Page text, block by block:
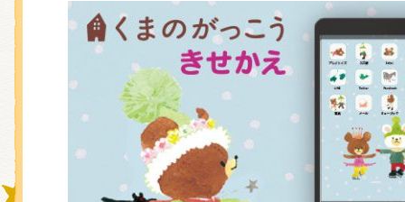
ショップインフォメーション
グッズインフォメーション
ミュージカル・コンサート